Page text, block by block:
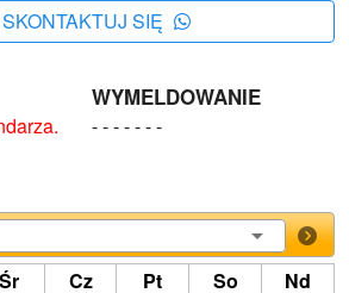
SKONTAKTUJ SIĘ
WYMELDOWANIE
- - - - - - -
Śr Cz Pt So
Nd